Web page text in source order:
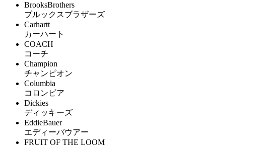
BrooksBrothers
ブルックスブラザーズ
Carhartt
カーハート
COACH
コーチ
Champion
チャンピオン
Columbia
コロンビア
Dickies
ディッキーズ
EddieBauer
エディーバウアー
FRUIT OF THE LOOM